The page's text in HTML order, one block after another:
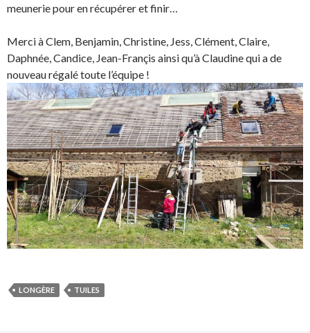
meunerie pour en récupérer et finir…
Merci à Clem, Benjamin, Christine, Jess, Clément, Claire,
Daphnée, Candice, Jean-Françis ainsi qu’à Claudine qui a de
nouveau régalé toute l’équipe !
LONGÈRE TUILES